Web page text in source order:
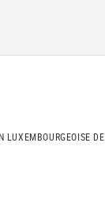
LUXEMBOURGEOISE DE